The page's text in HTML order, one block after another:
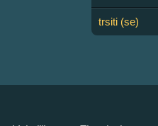
trsiti (se)